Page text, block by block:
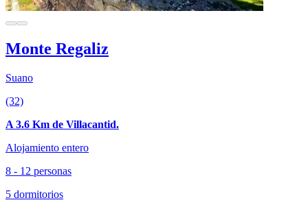
Monte Regaliz
Suano
(32)
A 3.6 Km de Villacantid.
Alojamiento entero
8 - 12 personas
5 dormitorios